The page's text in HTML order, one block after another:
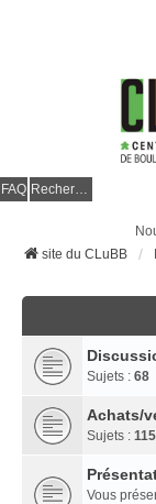
FAQ Rechercher
site du CLuBB
Sujets : 68
Achats/
Sujets : 115
Vous